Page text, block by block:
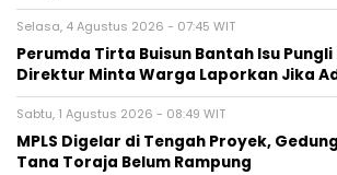
Selasa, 4 Agustus 2026 - 07:45 WIT
Perumda Tirta Buisun Bantah Isu
Direktur Minta Warga Laporkan Jika
Sabtu, 1 Agustus 2026 - 08:49 WIT
MPLS Digelar di Tengah Proyek,
Tana Toraja Belum Rampung